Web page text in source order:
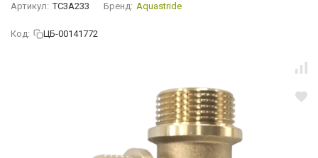
Артикул: TC3A233 Бренд: Aquastride
Код: ЦБ-00141772